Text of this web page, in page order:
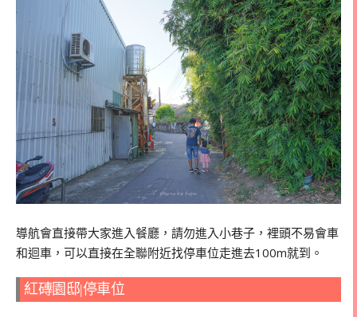
導航會直接帶大家進入餐廳，請勿進入小巷子，裡頭不易會車
和迴車，可以直接在全聯附近找停車位走進去100m就到。
紅磚園邸|停車位